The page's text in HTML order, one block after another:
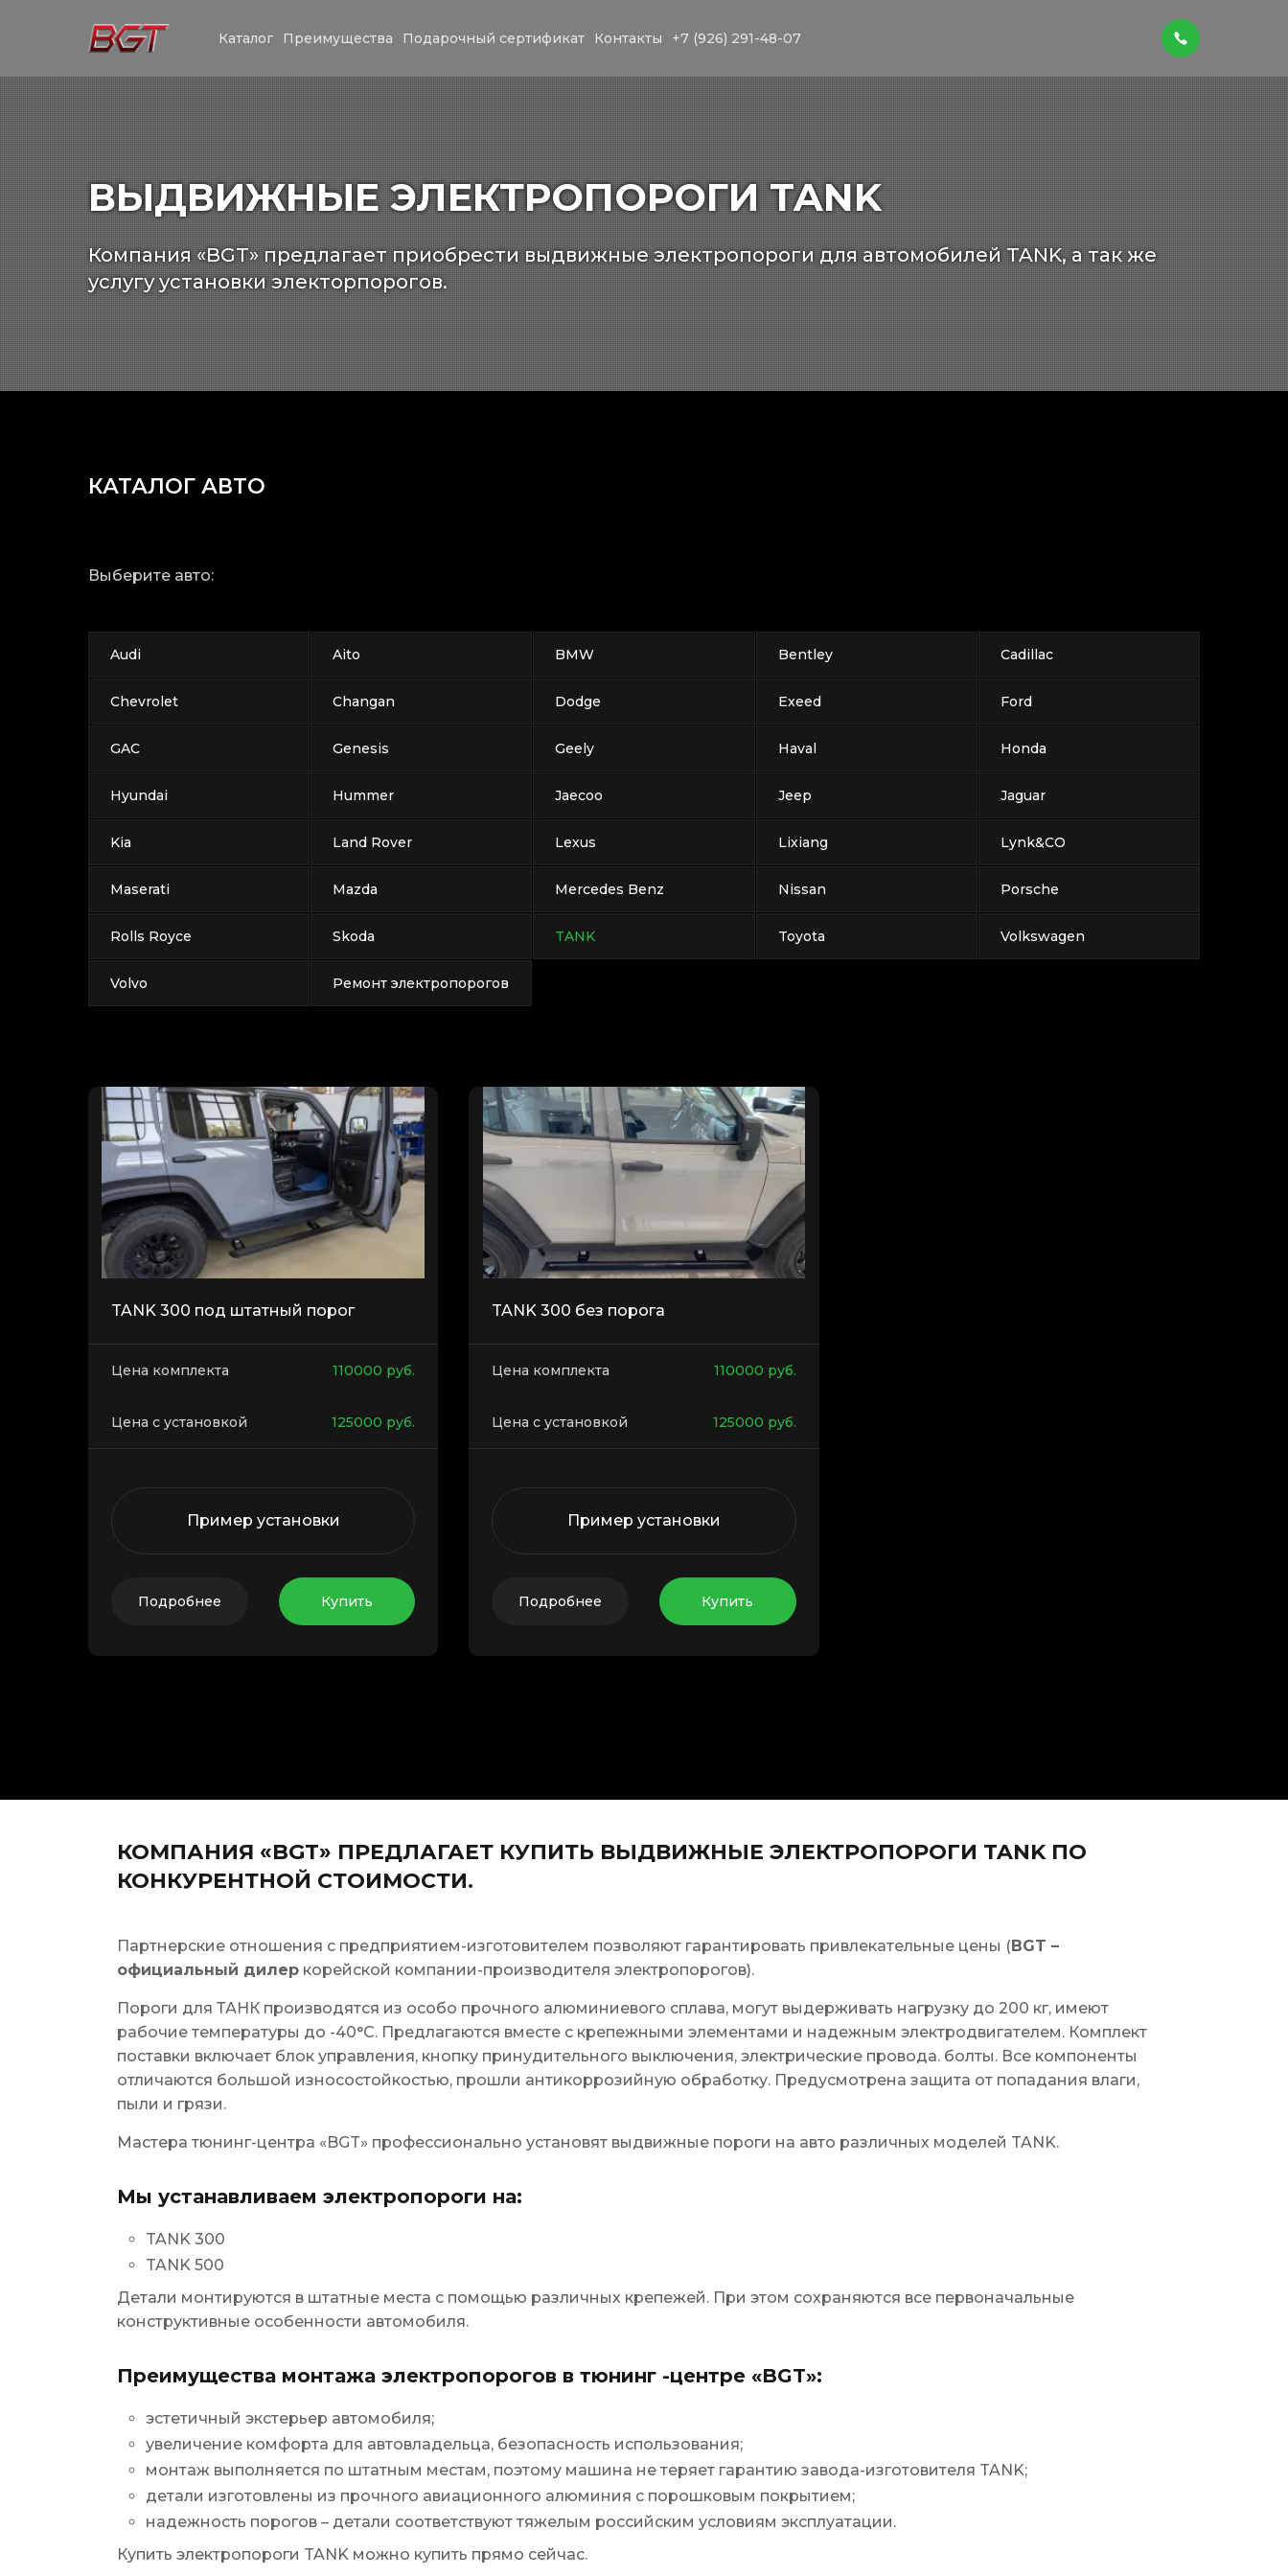
Каталог Преимущества Подарочный сертификат Контакты +7 (926) 291-48-07
ВЫДВИЖНЫЕ ЭЛЕКТРОПОРОГИ TANK
Компания «BGT» предлагает приобрести выдвижные электропороги для автомобилей TANK, а так же
услугу установки электорпорогов.
КАТАЛОГ АВТО
Выберите авто:
Audi Aito BMW Bentley Cadillac
Chevrolet Changan Dodge Exeed Ford
GAC Genesis Geely Haval Honda
Hyundai Hummer Jaecoo Jeep Jaguar
Kia Land Rover Lexus Lixiang Lynk&CO
Maserati Mazda Mercedes Benz Nissan Porsche
Rolls Royce Skoda TANK Toyota Volkswagen
Volvo Ремонт электропорогов
TANK 300 под штатный порог
Цена комплекта 110000 руб.
Цена с установкой 125000 руб.
Пример установки
Подробнее Купить
TANK 300 без порога
Цена комплекта 110000 руб.
Цена с установкой 125000 руб.
Пример установки
Подробнее Купить
КОМПАНИЯ «BGT» ПРЕДЛАГАЕТ КУПИТЬ ВЫДВИЖНЫЕ ЭЛЕКТРОПОРОГИ TANK ПО
КОНКУРЕНТНОЙ СТОИМОСТИ.
Партнерские отношения с предприятием-изготовителем позволяют гарантировать привлекательные цены (BGT –
официальный дилер корейской компании-производителя электропорогов).
Пороги для ТАНК производятся из особо прочного алюминиевого сплава, могут выдерживать нагрузку до 200 кг, имеют
рабочие температуры до -40°С. Предлагаются вместе с крепежными элементами и надежным электродвигателем. Комплект
поставки включает блок управления, кнопку принудительного выключения, электрические провода. болты. Все компоненты
отличаются большой износостойкостью, прошли антикоррозийную обработку. Предусмотрена защита от попадания влаги,
пыли и грязи.
Мастера тюнинг-центра «BGT» профессионально установят выдвижные пороги на авто различных моделей TANK.
Мы устанавливаем электропороги на:
TANK 300
TANK 500
Детали монтируются в штатные места с помощью различных крепежей. При этом сохраняются все первоначальные
конструктивные особенности автомобиля.
Преимущества монтажа электропорогов в тюнинг -центре «BGT»:
эстетичный экстерьер автомобиля;
увеличение комфорта для автовладельца, безопасность использования;
монтаж выполняется по штатным местам, поэтому машина не теряет гарантию завода-изготовителя TANK;
детали изготовлены из прочного авиационного алюминия с порошковым покрытием;
надежность порогов – детали соответствуют тяжелым российским условиям эксплуатации.
Купить электропороги TANK можно купить прямо сейчас.